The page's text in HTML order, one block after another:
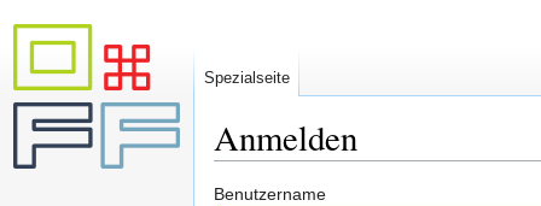
Anmelden
Zur
Zur
Benutzername
Spezialseite